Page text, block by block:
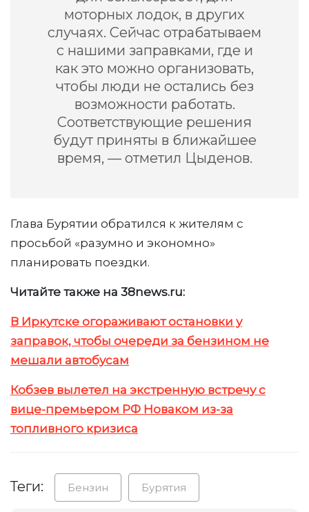
моторных лодок, в других
случаях. Сейчас отрабатываем
с нашими заправками, где и
как это можно организовать,
чтобы люди не остались без
возможности работать.
Соответствующие решения
будут приняты в ближайшее
время, — отметил Цыденов.
Глава Бурятии обратился к жителям с
просьбой «разумно и экономно»
планировать поездки.
Читайте также на 38news.ru:
В Иркутске огораживают остановки у
заправок, чтобы очереди за бензином не
мешали автобусам
Кобзев вылетел на экстренную встречу с
вице-премьером РФ Новаком из-за
топливного кризиса
Теги: Бензин Бурятия